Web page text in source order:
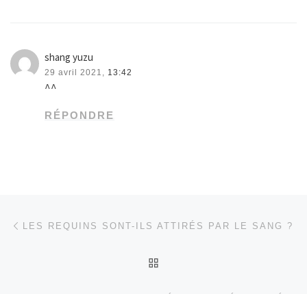
shang yuzu
29 avril 2021, 13:42
^^
RÉPONDRE
Parcourir les articles
LES REQUINS SONT-ILS ATTIRÉS PAR LE SANG ?